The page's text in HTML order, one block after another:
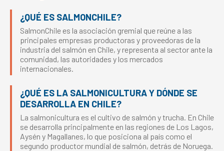
¿QUÉ ES SALMONCHILE?
SalmonChile es la asociación gremial que reúne a las
principales empresas productoras y proveedoras de la
industria del salmón en Chile, y representa al sector ante la
comunidad, las autoridades y los mercados
internacionales.
¿QUÉ ES LA SALMONICULTURA Y DÓNDE SE
DESARROLLA EN CHILE?
La salmonicultura es el cultivo de salmón y trucha. En Chile
se desarrolla principalmente en las regiones de Los Lagos,
Aysén y Magallanes, lo que posiciona al país como el
segundo productor mundial de salmón, detrás de Noruega.